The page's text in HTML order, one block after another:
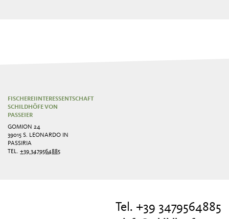
FISCHEREIINTERESSENTSCHAFT
SCHILDHÖFE VON
PASSEIER
GOMION 24
39015 S. LEONARDO IN
PASSIRIA
TEL.+39 3479564885
Tel. +39 3479564885